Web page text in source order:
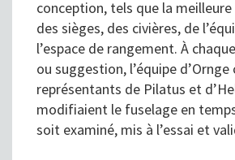
conception, tels que la
des sièges, des civières, de
l’espace de rangement. À
ou suggestion, l’équipe
représentants de Pilatus et
modifiaient le fuselage en
soit examiné, mis à l’essai et